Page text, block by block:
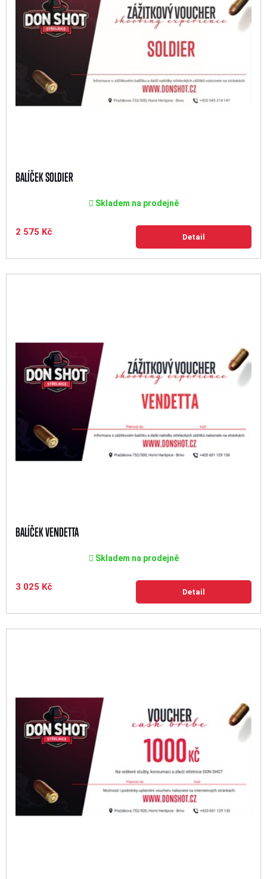
BALÍČEK SOLDIER
Skladem na prodejně
2 575 Kč Detail
BALÍČEK VENDETTA
Skladem na prodejně
3 025 Kč Detail